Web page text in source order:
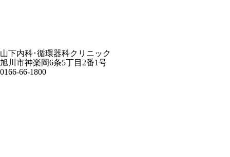
山下内科･循環器科クリニック
旭川市神楽岡6条5丁目2番1号
0166-66-1800